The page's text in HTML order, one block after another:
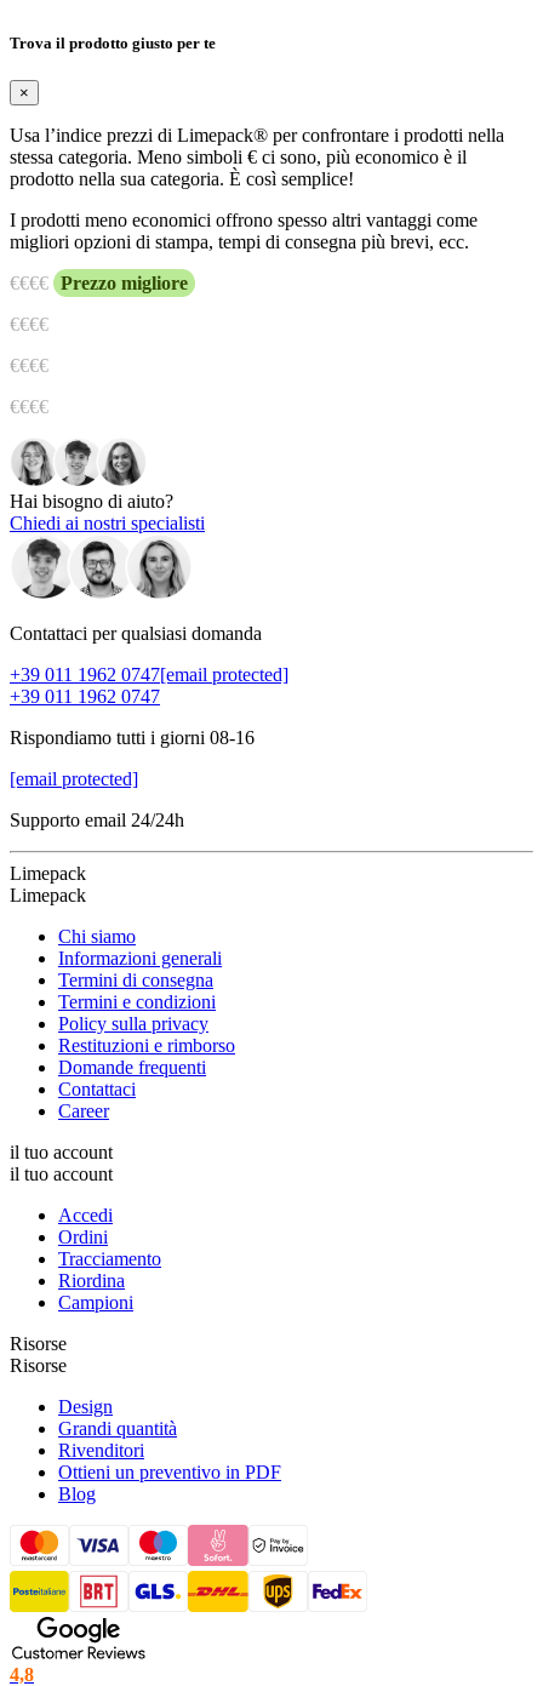
Trova il prodotto giusto per te
×
Usa l’indice prezzi di Limepack® per confrontare i prodotti nella
stessa categoria. Meno simboli € ci sono, più economico è il
prodotto nella sua categoria. È così semplice!
I prodotti meno economici offrono spesso altri vantaggi come
migliori opzioni di stampa, tempi di consegna più brevi, ecc.
€€€€ Prezzo migliore
€€€€
€€€€
€€€€
Hai bisogno di aiuto?
Chiedi ai nostri specialisti
Contattaci per qualsiasi domanda
+39 011 1962 0747[email protected]
+39 011 1962 0747
Rispondiamo tutti i giorni 08-16
[email protected]
Supporto email 24/24h
Limepack
Limepack
Chi siamo
Informazioni generali
Termini di consegna
Termini e condizioni
Policy sulla privacy
Restituzioni e rimborso
Domande frequenti
Contattaci
Career
il tuo account
il tuo account
Accedi
Ordini
Tracciamento
Riordina
Campioni
Risorse
Risorse
Design
Grandi quantità
Rivenditori
Ottieni un preventivo in PDF
Blog
4,8